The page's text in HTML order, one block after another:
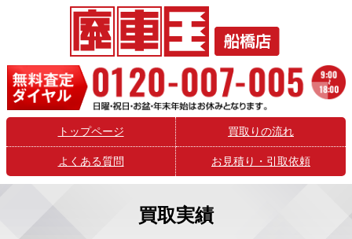
トップページ 買取りの流れ
よくある質問 お見積り・引取依頼
買取実績